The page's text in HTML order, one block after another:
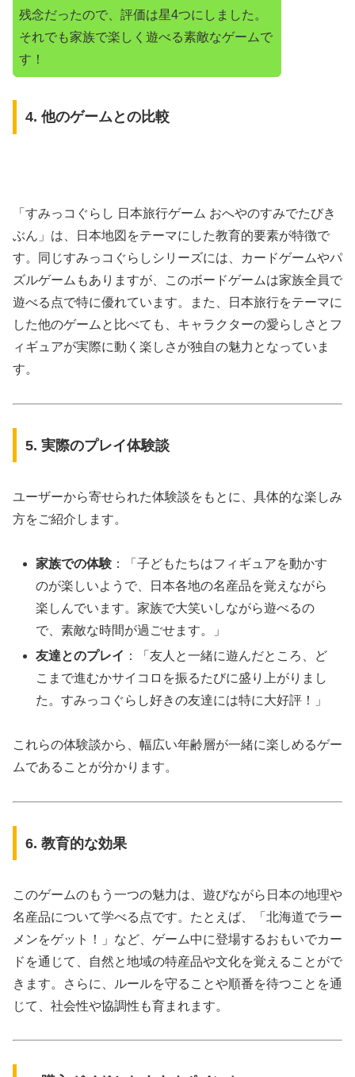
残念だったので、評価は星4つにしました。
それでも家族で楽しく遊べる素敵なゲームで
す！
4. 他のゲームとの比較
「すみっコぐらし 日本旅行ゲーム おへやのすみでたびき
ぶん」は、日本地図をテーマにした教育的要素が特徴で
す。同じすみっコぐらしシリーズには、カードゲームやパ
ズルゲームもありますが、このボードゲームは家族全員で
遊べる点で特に優れています。また、日本旅行をテーマに
した他のゲームと比べても、キャラクターの愛らしさとフ
ィギュアが実際に動く楽しさが独自の魅力となっていま
す。
5. 実際のプレイ体験談
ユーザーから寄せられた体験談をもとに、具体的な楽しみ
方をご紹介します。
家族での体験 ：「子どもたちはフィギュアを動かす
のが楽しいようで、日本各地の名産品を覚えながら
楽しんでいます。家族で大笑いしながら遊べるの
で、素敵な時間が過ごせます。」
友達とのプレイ ：「友人と一緒に遊んだところ、ど
こまで進むかサイコロを振るたびに盛り上がりまし
た。すみっコぐらし好きの友達には特に大好評！」
これらの体験談から、幅広い年齢層が一緒に楽しめるゲー
ムであることが分かります。
6. 教育的な効果
このゲームのもう一つの魅力は、遊びながら日本の地理や
名産品について学べる点です。たとえば、「北海道でラー
メンをゲット！」など、ゲーム中に登場するおもいでカー
ドを通じて、自然と地域の特産品や文化を覚えることがで
きます。さらに、ルールを守ることや順番を待つことを通
じて、社会性や協調性も育まれます。